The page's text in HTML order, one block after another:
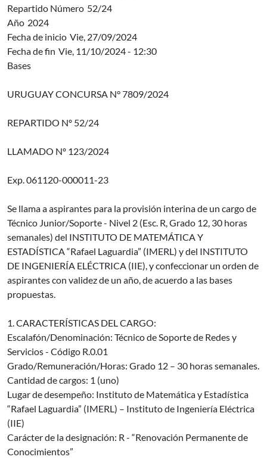
Repartido Número 52/24
Año 2024
Fecha de inicio Vie, 27/09/2024
Fecha de fin Vie, 11/10/2024 - 12:30
Bases
URUGUAY CONCURSA N° 7809/2024
REPARTIDO Nº 52/24
LLAMADO Nº 123/2024
Exp. 061120-000011-23
Se llama a aspirantes para la provisión interina de un cargo de
Técnico Junior/Soporte - Nivel 2 (Esc. R, Grado 12, 30 horas
semanales) del INSTITUTO DE MATEMÁTICA Y
ESTADÍSTICA “Rafael Laguardia” (IMERL) y del INSTITUTO
DE INGENIERÍA ELÉCTRICA (IIE), y confeccionar un orden de
aspirantes con validez de un año, de acuerdo a las bases
propuestas.
1. CARACTERÍSTICAS DEL CARGO:
Escalafón/Denominación: Técnico de Soporte de Redes y
Servicios - Código R.0.01
Grado/Remuneración/Horas: Grado 12 – 30 horas semanales.
Cantidad de cargos: 1 (uno)
Lugar de desempeño: Instituto de Matemática y Estadística
“Rafael Laguardia” (IMERL) – Instituto de Ingeniería Eléctrica
(IIE)
Carácter de la designación: R - “Renovación Permanente de
Conocimientos”